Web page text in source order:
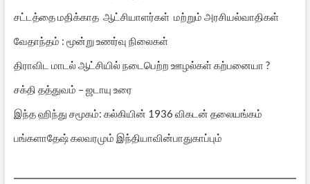
சட்டத்தை மதிக்காத ஆட்சியாளர்கள் மற்றும் அரசியல்வாதிகள்
வேதாந்தம் : மூன்று உணர்வு நிலைகள்
திராவிட மாடல் ஆட்சியில் நடைபெற்ற ஊழல்கள் கற்பனையா ?
சக்தி தத்துவம் – ஜடாயு உரை
இந்த ஹிந்து சமூகம்: கல்கியின் 1936 விகடன் தலையங்கம்
பங்களாதேஷ் கலவரமும் இந்தியாவின்பாதுகாப்பும்